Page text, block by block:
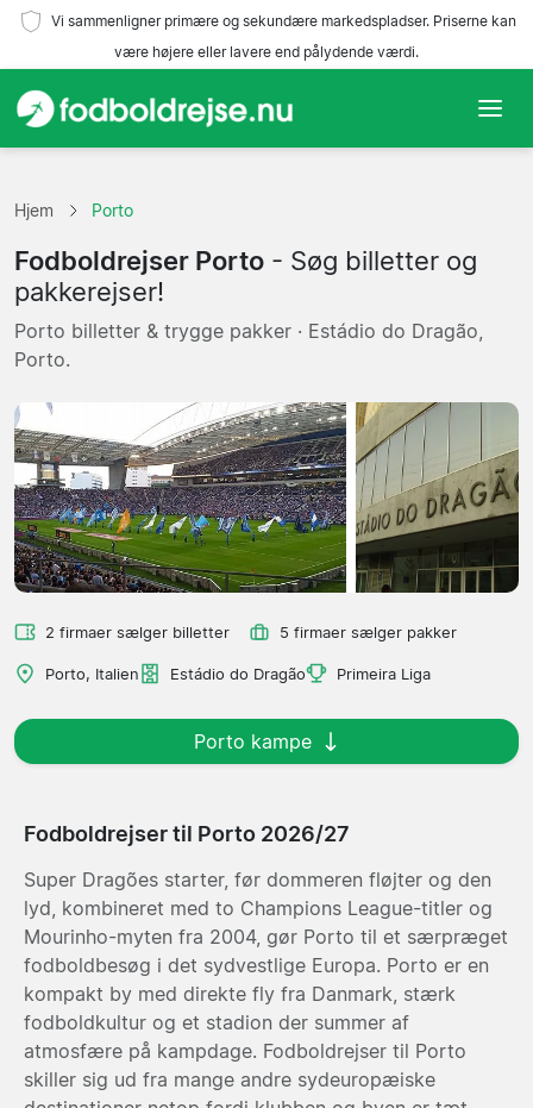
Vi sammenligner primære og sekundære markedspladser. Priserne kan
være højere eller lavere end pålydende værdi.
Hold
Ligaer
Rejsebureauer
Hjem Porto
Fodboldrejser Porto - Søg billetter og
pakkerejser!
Porto billetter & trygge pakker · Estádio do Dragão,
Porto.
2 firmaer sælger billetter 5 firmaer sælger pakker
Porto, Italien Estádio do Dragão Primeira Liga
Porto kampe
Fodboldrejser til Porto 2026/27
Super Dragões starter, før dommeren fløjter og den
lyd, kombineret med to Champions League-titler og
Mourinho-myten fra 2004, gør Porto til et særpræget
fodboldbesøg i det sydvestlige Europa. Porto er en
kompakt by med direkte fly fra Danmark, stærk
fodboldkultur og et stadion der summer af
atmosfære på kampdage. Fodboldrejser til Porto
skiller sig ud fra mange andre sydeuropæiske